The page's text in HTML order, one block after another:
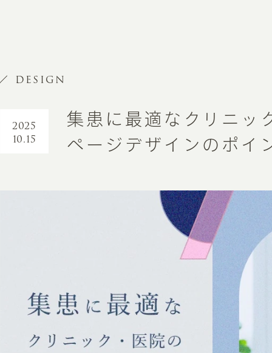
DESIGN
集患に最適なクリニッ
ページデザインのポイ
2025
10.15